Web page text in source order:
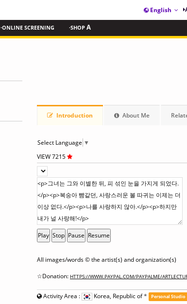
English
·ONLINE SCREENING ·SHOP A
Introduction About Me
Select Language ▼
VIEW 7215
Play Stop Pause Resume
All images/words © the artist(s) and organization(s)
☆Donation: HTTPS://WWW.PAYPAL.COM/PAYPALME/
Activity Area : Korea, Republic of* Personal Studio